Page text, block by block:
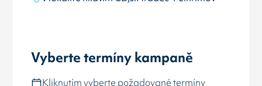
Vyberte termíny kampaně
Kliknutím vyberte požadované termíny